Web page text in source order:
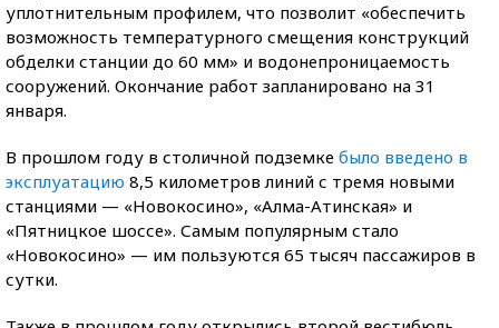
уплотнительным профилем, что позволит «обеспечить
возможность температурного смещения конструкций
обделки станции до 60 мм» и водонепроницаемость
сооружений. Окончание работ запланировано на 31
января.
В прошлом году в столичной подземке было введено в
эксплуатацию 8,5 километров линий с тремя новыми
станциями — «Новокосино», «Алма-Атинская» и
«Пятницкое шоссе». Самым популярным стало
«Новокосино» — им пользуются 65 тысяч пассажиров в
сутки.